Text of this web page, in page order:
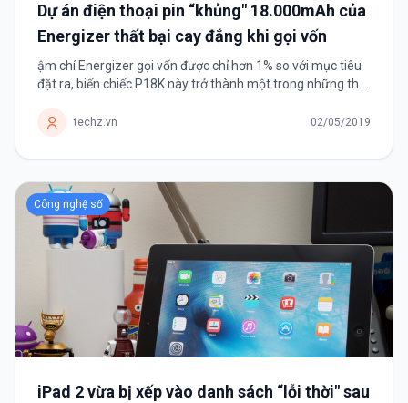
Dự án điện thoại pin “khủng" 18.000mAh của
Energizer thất bại cay đắng khi gọi vốn
ậm chí Energizer gọi vốn được chỉ hơn 1% so với mục tiêu
đặt ra, biến chiếc P18K này trở thành một trong những thất
techz.vn 02/05/2019
Công nghệ số
iPad 2 vừa bị xếp vào danh sách “lỗi thời" sau